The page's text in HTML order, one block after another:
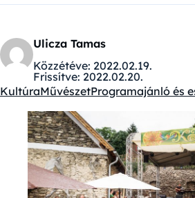
Ulicza Tamas
Közzétéve: 2022.02.19.
Frissítve: 2022.02.20.
Kategóriák:
KultúraMűvészetProgramajánló és